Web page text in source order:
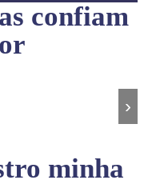
confiam
›
minha